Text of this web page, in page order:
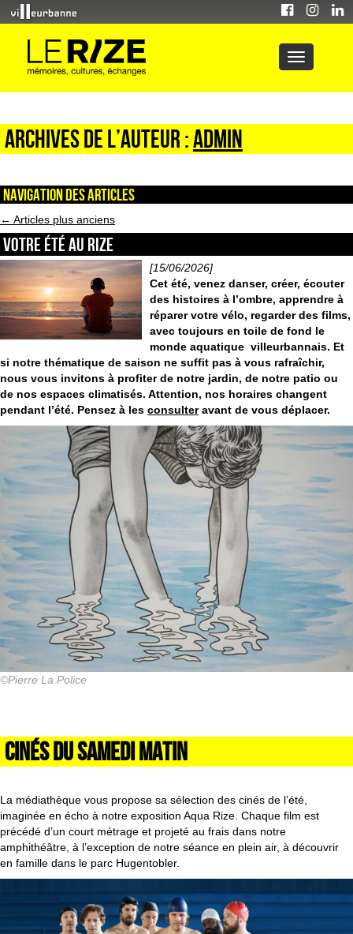
Archives de l’auteur :admin
Navigation des articles
← Articles plus anciens
VOTRE ÉTÉ AU RIZE
[15/06/2026]
Cet été, venez danser, créer, écouter
des histoires à l’ombre, apprendre à
réparer votre vélo, regarder des films,
avec toujours en toile de fond le
monde aquatique villeurbannais. Et
si notre thématique de saison ne suffit pas à vous rafraîchir,
nous vous invitons à profiter de notre jardin, de notre patio ou
de nos espaces climatisés. Attention, nos horaires changent
pendant l’été. Pensez à les consulteravant de vous déplacer.
©Pierre La Police
CINÉS DU SAMEDI MATIN
La médiathèque vous propose sa sélection des cinés de l’été,
imaginée en écho à notre exposition Aqua Rize. Chaque film est
précédé d’un court métrage et projeté au frais dans notre
amphithéâtre, à l’exception de notre séance en plein air, à découvrir
en famille dans le parc Hugentobler.